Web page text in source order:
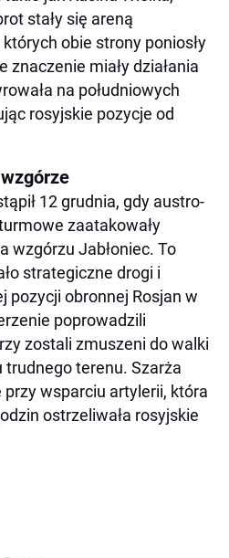
stały się areną
obie strony poniosły
znaczenie miały działania
na południowych
rosyjskie pozycje od
12 grudnia, gdy austro-
zaatakowały
wzgórzu Jabłoniec. To
strategiczne drogi i
pozycji obronnej Rosjan w
poprowadzili
zostali zmuszeni do walki
terenu. Szarża
przy wsparciu artylerii, która
ostrzeliwała rosyjskie